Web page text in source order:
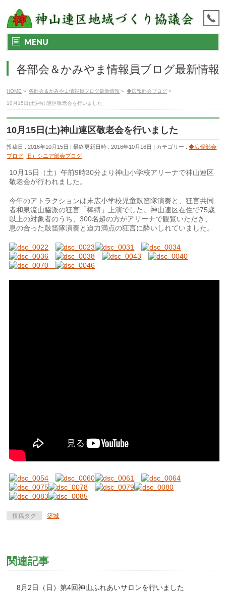
MENU
各部会＆かみやま情報員ブログ最新情報
HOME » 各部会＆かみやま情報員ブログ最新情報 » ◆広報部会ブログ »
10月15日(土)神山連区敬老会を行いました
10月15日(土)神山連区敬老会を行いました
投稿日 : 2016年10月15日 最終更新日時 : 2016年10月16日 カテゴリー :◆広報部会
ブログ
旧）シニア部会ブログ
10月15日（土）午前9時30分より神山小学校アリーナで神山連区
敬老会が行われました。
今年のアトラクションは末広小学校児童鼓笛隊演奏と、狂言共同
者和泉流山脇派の狂言「棒縛」上演でした。神山連区在住で75歳
以上の対象者のうち、300名超の方がアリーナで観覧いただき、
息の合った鼓笛隊演奏と迫力満点の狂言に酔いしれていました。
投稿タグ 築城
関連記事
8月2日（日）第4回神山ふれあいサロンを行いました